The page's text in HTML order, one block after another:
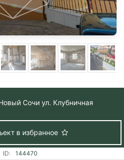
Сочи ул. Клубничная
в избранное
ID:
144470